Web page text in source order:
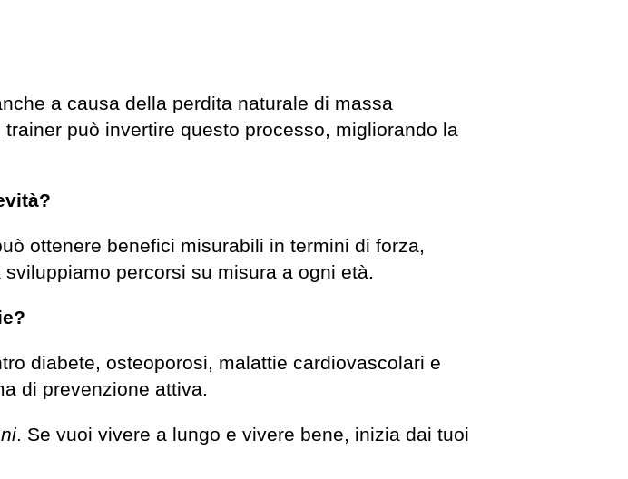
a causa della perdita naturale di massa
può invertire questo processo, migliorando la
ottenere benefici misurabili in termini di forza,
percorsi su misura a ogni età.
diabete, osteoporosi, malattie cardiovascolari e
di prevenzione attiva.
. Se vuoi vivere a lungo e vivere bene, inizia dai tuoi